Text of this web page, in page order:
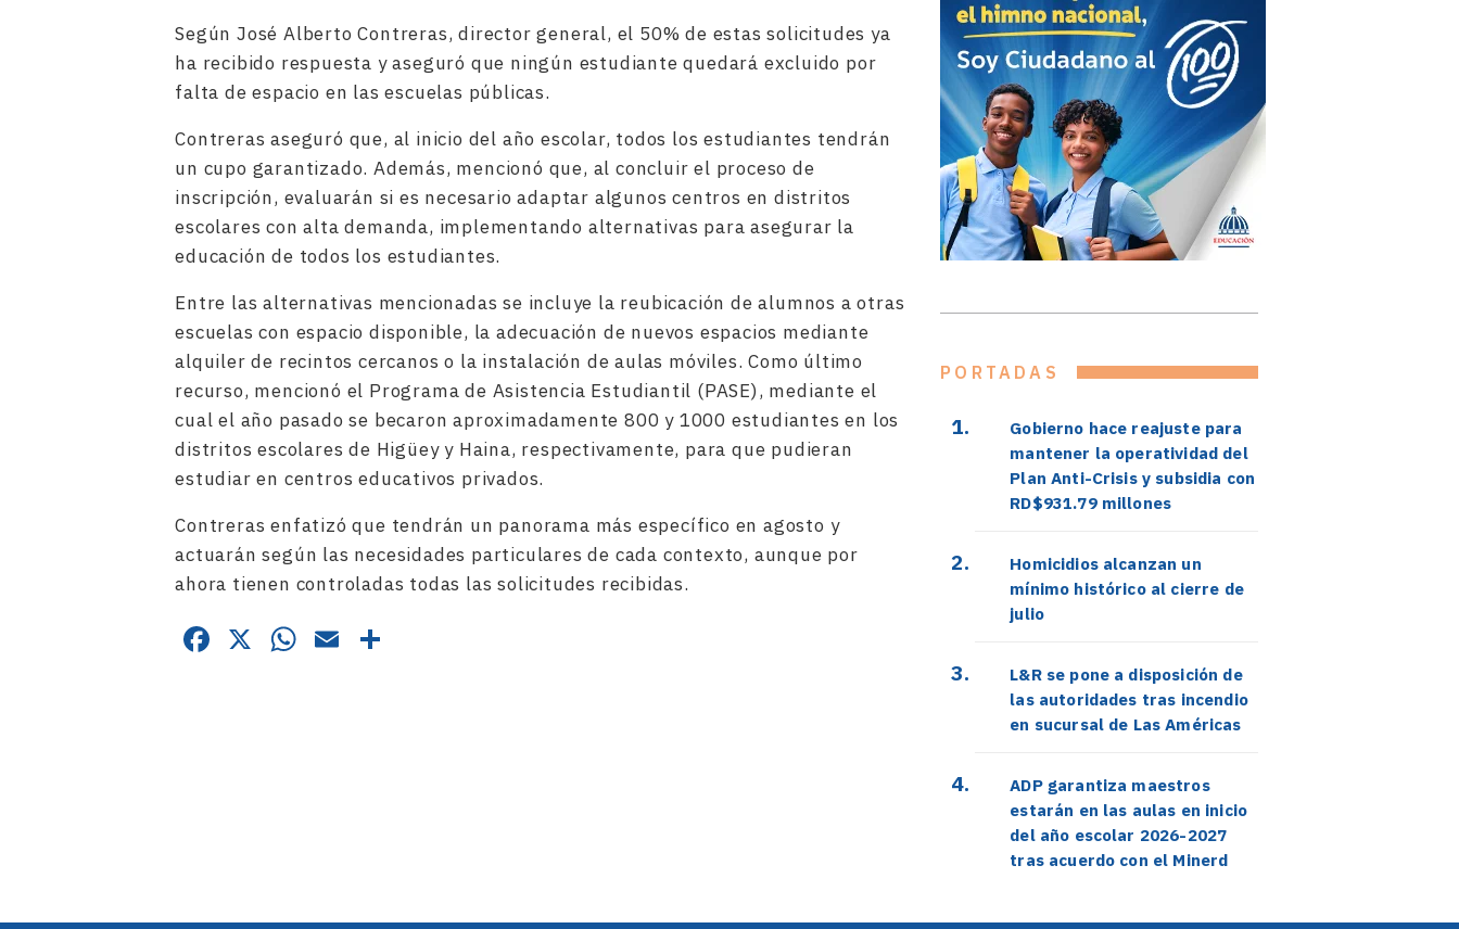
Según José Alberto Contreras, director general, el 50% de estas solicitudes ya
ha recibido respuesta y aseguró que ningún estudiante quedará excluido por
falta de espacio en las escuelas públicas.
Contreras aseguró que, al inicio del año escolar, todos los estudiantes tendrán
un cupo garantizado. Además, mencionó que, al concluir el proceso de
inscripción, evaluarán si es necesario adaptar algunos centros en distritos
escolares con alta demanda, implementando alternativas para asegurar la
educación de todos los estudiantes.
Entre las alternativas mencionadas se incluye la reubicación de alumnos a otras
escuelas con espacio disponible, la adecuación de nuevos espacios mediante
alquiler de recintos cercanos o la instalación de aulas móviles. Como último
recurso, mencionó el Programa de Asistencia Estudiantil (PASE), mediante el
cual el año pasado se becaron aproximadamente 800 y 1000 estudiantes en los
distritos escolares de Higüey y Haina, respectivamente, para que pudieran
estudiar en centros educativos privados.
Contreras enfatizó que tendrán un panorama más específico en agosto y
actuarán según las necesidades particulares de cada contexto, aunque por
ahora tienen controladas todas las solicitudes recibidas.
Facebook
X WhatsApp
Email
PORTADAS
Gobierno hace reajuste para
mantener la operatividad del
Plan Anti-Crisis y subsidia con
RD$931.79 millones
Homicidios alcanzan un
mínimo histórico al cierre de
julio
L&R se pone a disposición de
las autoridades tras incendio
en sucursal de Las Américas
ADP garantiza maestros
estarán en las aulas en inicio
del año escolar 2026-2027
tras acuerdo con el Minerd